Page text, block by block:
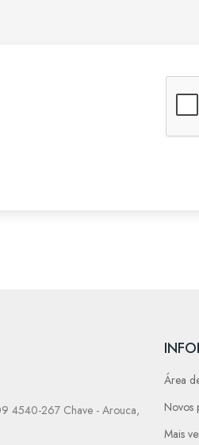
4540-267 Chave - Arouca,
Área
Novos
Mais